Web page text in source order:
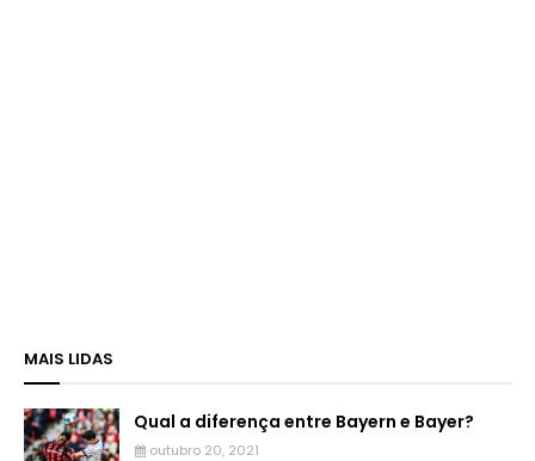
MAIS LIDAS
Qual a diferença entre Bayern e Bayer?
outubro 20, 2021